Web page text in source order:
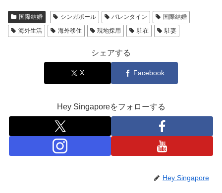
国際結婚 シンガポール バレンタイン
国際結婚
海外生活
海外移住 現地採用 駐在 駐妻
シェアする
X Facebook
Hey Singaporeをフォローする
Hey Singapore